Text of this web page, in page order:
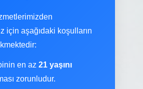
için aşağıdaki koşulların
en az 21 yaşını
zorunludur.